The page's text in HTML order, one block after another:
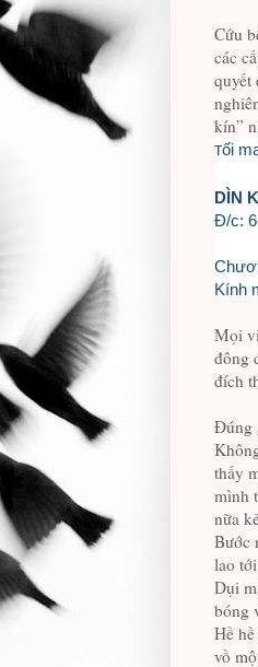
Cứu
các
quyết
kín”
Tối
DÌN
Đ/c:
Kính
Mọi
đông
đích
Đúng
thấy
mình
nữa
Bước
lao
Dụi
bóng
Hề
vồ